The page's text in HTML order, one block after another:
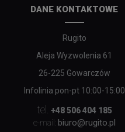
DANE KONTAKTOWE
Rugito
Aleja Wyzwolenia 61
26-225 Gowarczów
Infolinia pon-pt 10:00-15:00
tel. +48 506 404 185
e-mail: biuro@rugito.pl